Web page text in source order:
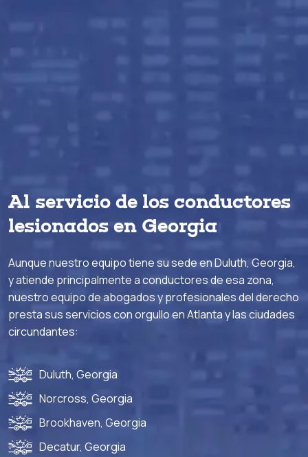
Al servicio de los conductores
lesionados en Georgia
Aunque nuestro equipo tiene su sede en Duluth, Georgia,
y atiende principalmente a conductores de esa zona,
nuestro equipo de abogados y profesionales del derecho
presta sus servicios con orgullo en Atlanta y las ciudades
circundantes:
Duluth, Georgia
Norcross, Georgia
Brookhaven, Georgia
Decatur, Georgia